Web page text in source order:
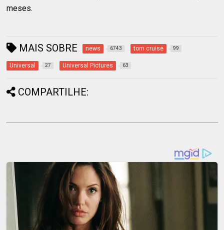
meses.
MAIS SOBRE news 6743 tom cruise 99
Universal 27 Universal Pictures 63
COMPARTILHE: